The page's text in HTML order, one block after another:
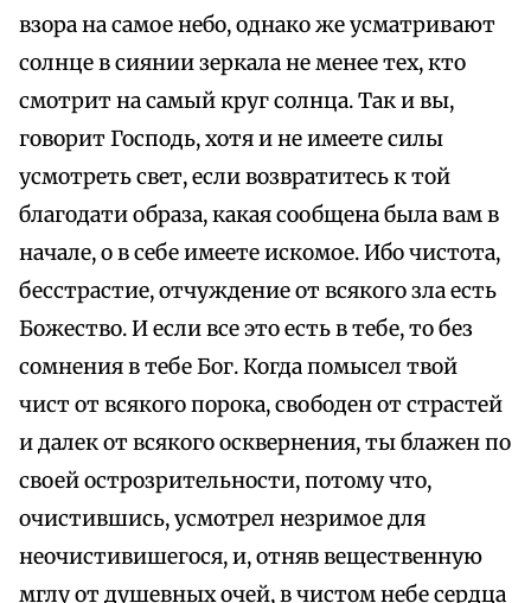
взора на самое небо, однако же усматривают
солнце в сиянии зеркала не менее тех, кто
смотрит на самый круг солнца. Так и вы,
говорит Господь, хотя и не имеете силы
усмотреть свет, если возвратитесь к той
благодати образа, какая сообщена была вам в
начале, о в себе имеете искомое. Ибо чистота,
бесстрастие, отчуждение от всякого зла есть
Божество. И если все это есть в тебе, то без
сомнения в тебе Бог. Когда помысел твой
чист от всякого порока, свободен от страстей
и далек от всякого осквернения, ты блажен по
своей острозрительности, потому что,
очистившись, усмотрел незримое для
неочистивишегося, и, отняв вещественную
мглу от душевных очей, в чистом небе сердца